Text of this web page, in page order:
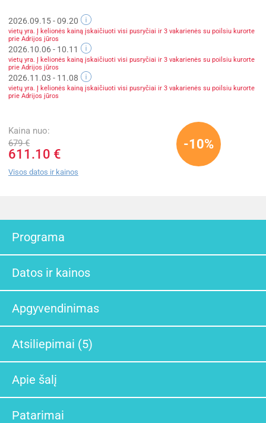
2026.09.15 - 09.20
vietų yra. Į kelionės kainą įskaičiuoti visi pusryčiai ir 3 vakarienės su poilsiu kurorte
prie Adrijos jūros
2026.10.06 - 10.11
vietų yra. Į kelionės kainą įskaičiuoti visi pusryčiai ir 3 vakarienės su poilsiu kurorte
prie Adrijos jūros
2026.11.03 - 11.08
vietų yra. Į kelionės kainą įskaičiuoti visi pusryčiai ir 3 vakarienės su poilsiu kurorte
prie Adrijos jūros
Kaina nuo:
679 €
611.10 €
-10%
Visos datos ir kainos
Programa
Datos ir kainos
Apgyvendinimas
Atsiliepimai (5)
Apie šalį
Patarimai